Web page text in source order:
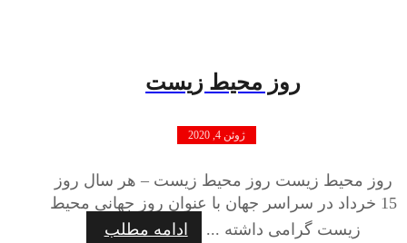
روز محیط زیست
ژوئن 4, 2020
روز محیط زیست روز محیط زیست – هر سال روز
15 خرداد در سراسر جهان با عنوان روز جهانی محیط
زیست گرامی داشته ...
ادامه مطلب